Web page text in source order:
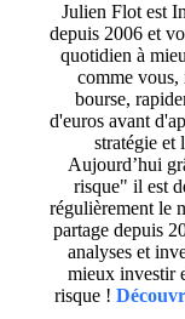
Julien Flot est
depuis 2006 et
quotidien à
comme
bourse,
d'euros avant
stratégie et
Aujourd’hui
risque" il est
régulièrement le
partage depuis
analyses et
mieux investir
risque !